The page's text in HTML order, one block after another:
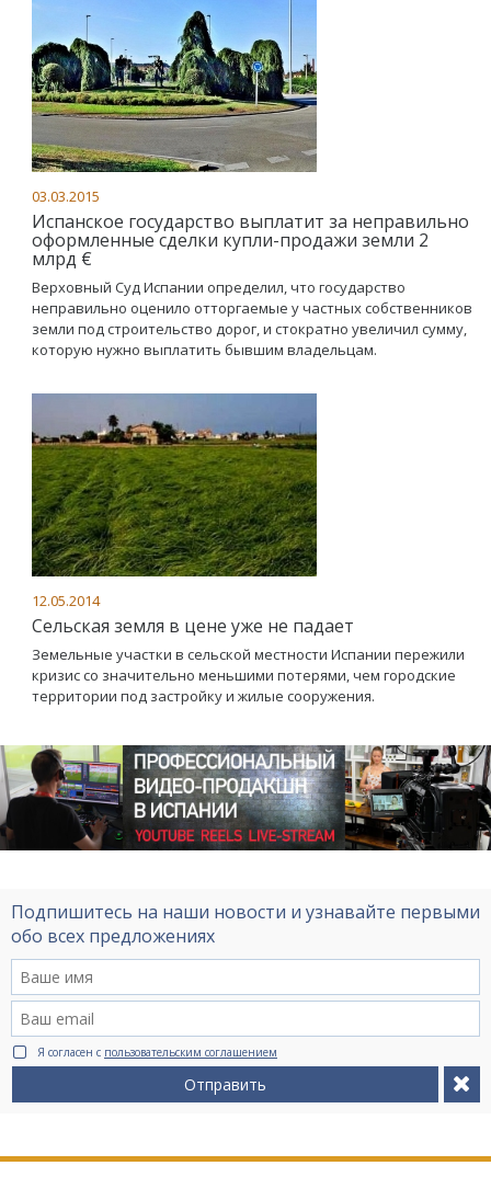
03.03.2015
Испанское государство выплатит за неправильно
оформленные сделки купли-продажи земли 2
млрд €
Верховный Суд Испании определил, что государство
неправильно оценило отторгаемые у частных собственников
земли под строительство дорог, и стократно увеличил сумму,
которую нужно выплатить бывшим владельцам.
12.05.2014
Сельская земля в цене уже не падает
Земельные участки в сельской местности Испании пережили
кризис со значительно меньшими потерями, чем городские
территории под застройку и жилые сооружения.
Подпишитесь на наши новости и узнавайте первыми
обо всех предложениях
Я согласен с пользовательским соглашением
Отправить